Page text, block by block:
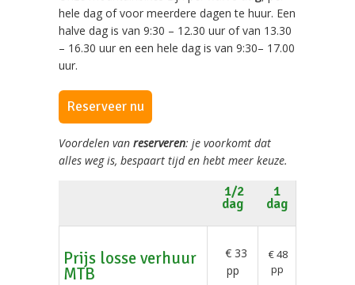
hele dag of voor meerdere dagen te huur. Een
halve dag is van 9:30 – 12.30 uur of van 13.30
– 16.30 uur en een hele dag is van 9:30– 17.00
uur.
Reserveer nu
Voordelen van reserveren: je voorkomt dat
alles weg is, bespaart tijd en hebt meer keuze.
1/2
dag
1
dag
Prijs losse verhuur
MTB
€ 33
pp
€ 48
pp